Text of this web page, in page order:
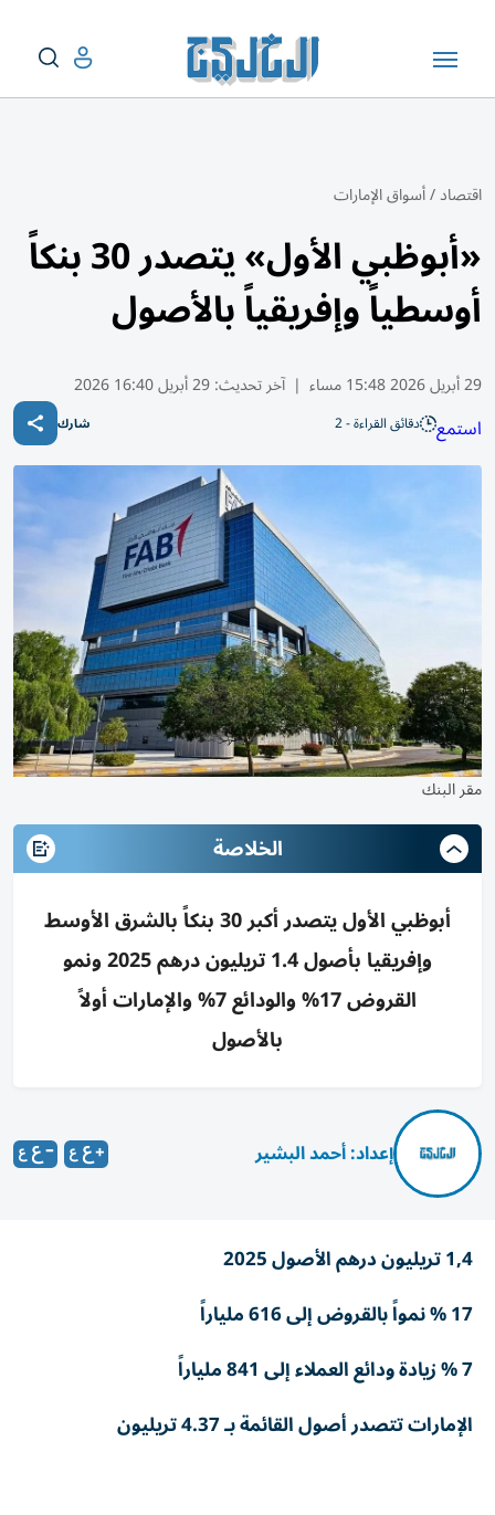
اقتصاد/أسواق الإمارات
«أبوظبي الأول» يتصدر 30 بنكاً
أوسطياً وإفريقياً بالأصول
29 أبريل 2026 15:48 مساء | آخر تحديث:29 أبريل 16:40 2026
استمع دقائق القراءة - 2 شارك
مقر البنك
الخلاصة
أبوظبي الأول يتصدر أكبر 30 بنكاً بالشرق الأوسط
وإفريقيا بأصول 1.4 تريليون درهم 2025 ونمو
القروض 17% والودائع 7% والإمارات أولاً
بالأصول
إعداد: أحمد البشير
1,4 تريليون درهم الأصول 2025
17 % نمواً بالقروض إلى 616 ملياراً
7 % زيادة ودائع العملاء إلى 841 ملياراً
الإمارات تتصدر أصول القائمة بـ 4.37 تريليون